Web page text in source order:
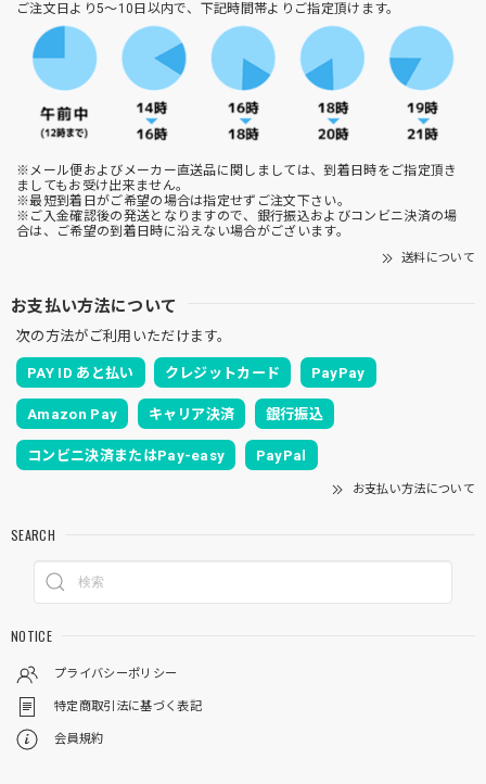
ご注文日より5～10日以内で、下記時間帯よりご指定頂けます。
※メール便およびメーカー直送品に関しましては、到着日時をご指定頂き
ましてもお受け出来ません。
※最短到着日がご希望の場合は指定せずご注文下さい。
※ご入金確認後の発送となりますので、銀行振込およびコンビニ決済の場
合は、ご希望の到着日時に沿えない場合がございます。
送料について
お支払い方法について
次の方法がご利用いただけます。
PAY ID あと払い クレジットカード PayPay
Amazon Pay キャリア決済 銀行振込
コンビニ決済またはPay-easy PayPal
お支払い方法について
SEARCH
NOTICE
プライバシーポリシー
特定商取引法に基づく表記
会員規約